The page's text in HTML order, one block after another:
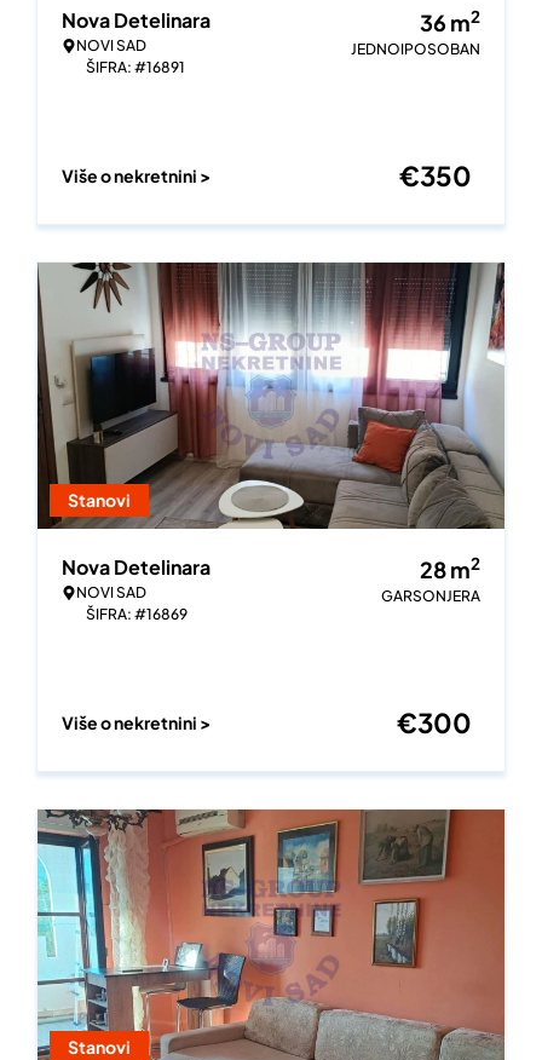
Nova Detelinara
NOVI SAD
ŠIFRA: #16891
36 m2
JEDNOIPOSOBAN
Više o nekretnini > €350
Stanovi
Nova Detelinara
NOVI SAD
ŠIFRA: #16869
28m2
GARSONJERA
Više o nekretnini > €300
Stanovi